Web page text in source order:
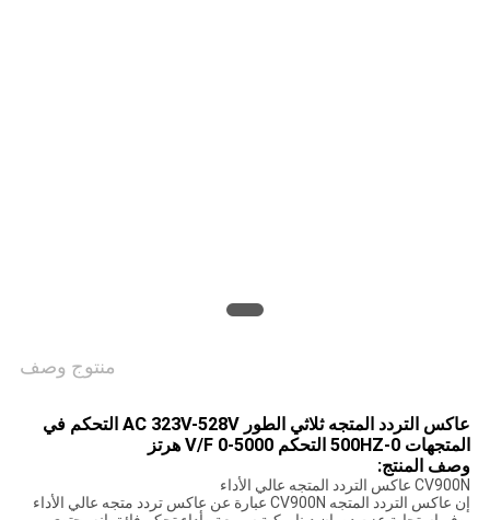
منتوج وصف
عاكس التردد المتجه ثلاثي الطور AC 323V-528V التحكم في
المتجهات 0-500HZ التحكم V/F 0-5000 هرتز
وصف المنتج:
CV900N عاكس التردد المتجه عالي الأداء
إن عاكس التردد المتجه CV900N عبارة عن عاكس تردد متجه عالي الأداء